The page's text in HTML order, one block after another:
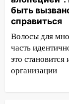
10:26 На
временно
10:14 В
отправили
быть
справиться
Волосы для
часть
это
организации